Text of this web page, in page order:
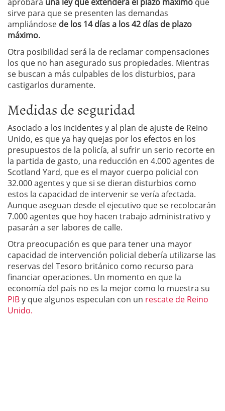
sirve para que se presenten las demandas
ampliándose de los 14 días a los 42 días de plazo
máximo.
Otra posibilidad será la de reclamar compensaciones
los que no han asegurado sus propiedades. Mientras
se buscan a más culpables de los disturbios, para
castigarlos duramente.
Medidas de seguridad
Asociado a los incidentes y al plan de ajuste de Reino
Unido, es que ya hay quejas por los efectos en los
presupuestos de la policía, al sufrir un serio recorte en
la partida de gasto, una reducción en 4.000 agentes de
Scotland Yard, que es el mayor cuerpo policial con
32.000 agentes y que si se dieran disturbios como
estos la capacidad de intervenir se vería afectada.
Aunque aseguan desde el ejecutivo que se recolocarán
7.000 agentes que hoy hacen trabajo administrativo y
pasarán a ser labores de calle.
Otra preocupación es que para tener una mayor
capacidad de intervención policial debería utilizarse las
reservas del Tesoro británico como recurso para
financiar operaciones. Un momento en que la
economía del país no es la mejor como lo muestra su
PIBy que algunos especulan con un rescate de Reino
Unido.